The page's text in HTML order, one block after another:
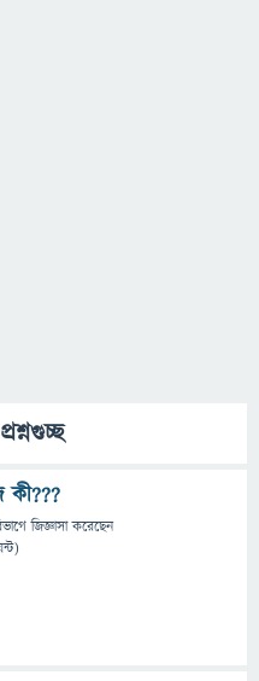
কী???
জিজ্ঞাসাকরেছেন